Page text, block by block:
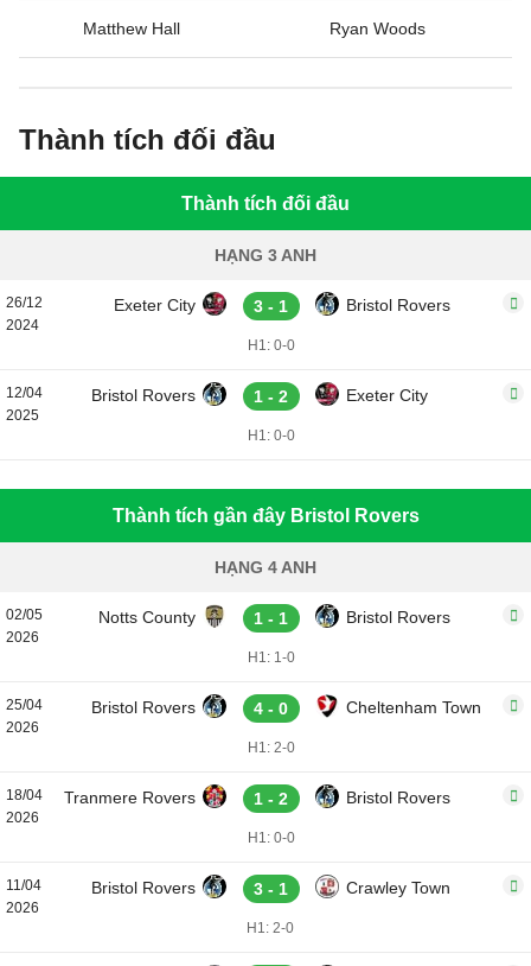
Matthew Hall Ryan Woods
Thành tích đối đầu
Thành tích đối đầu
HẠNG 3 ANH
26/12
2024
Exeter City 3 - 1 Bristol Rovers
H1: 0-0
12/04
2025
Bristol Rovers 1 - 2 Exeter City
H1: 0-0
Thành tích gần đây Bristol Rovers
HẠNG 4 ANH
02/05
2026
Notts County 1 - 1 Bristol Rovers
H1: 1-0
25/04
2026
Bristol Rovers 4 - 0 Cheltenham Town
H1: 2-0
18/04
2026
Tranmere Rovers 1 - 2 Bristol Rovers
H1: 0-0
11/04
2026
Bristol Rovers 3 - 1 Crawley Town
H1: 2-0